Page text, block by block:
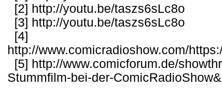
[2] http://youtu.be/taszs6sLc8o
[3] http://youtu.be/taszs6sLc8o
[4]
http://www.comicradioshow.com/
[5] http://www.comicforum.de/
Stummfilm-bei-der-